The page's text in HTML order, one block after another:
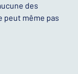
des
peut même pas